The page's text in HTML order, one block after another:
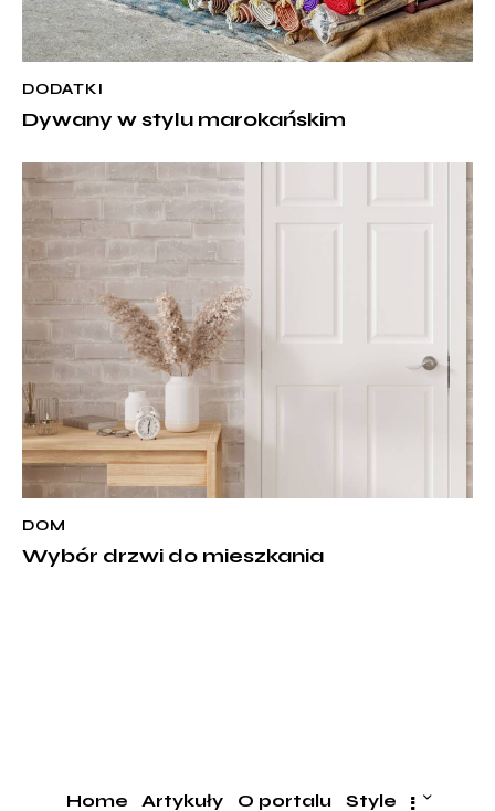
DODATKI
Dywany w stylu marokańskim
DOM
Wybór drzwi do mieszkania
Home Artykuły O portalu Style